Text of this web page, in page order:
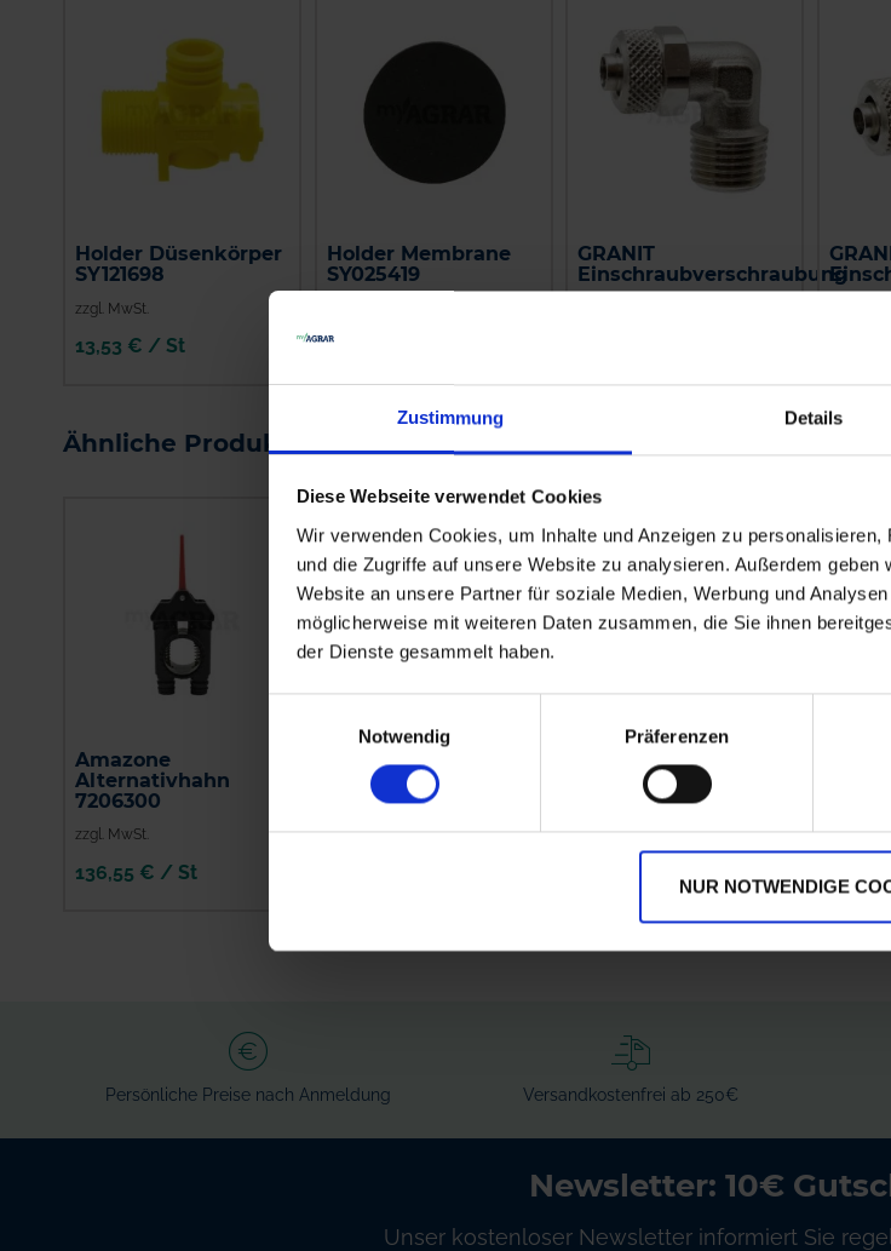
Zustimmung Details
Diese Webseite verwendet Cookies
Wir verwenden Cookies, um Inhalte und Anzeigen zu
und die Zugriffe auf unsere Website zu analysieren. Außerdem
Website an unsere Partner für soziale Medien, Werbung und
möglicherweise mit weiteren Daten zusammen, die Sie ihnen
der Dienste gesammelt haben.
Notwendig
Präferenzen
NUR NOTWENDIGE
Holder Düsenkörper
SY121698
zzgl. MwSt.
13,53 € / St
Holder Membrane
SY025419
4,70 € / St
IN DEN
WARENKORB
GRANIT
Einschraubverschraubung
IN DEN
Ähnliche Produkte
Amazone
Alternativhahn
7206300
zzgl. MwSt.
136,55 € / St
GRANIT
Spritzenschlauch
Innen-Ø 8 mm
zzgl. MwSt.
Kverneland
Filterhahn kpl.
zzgl. MwSt.
IN DEN
zzgl.
Persönliche Preise nach Anmeldung Versandkostenfrei ab 250€
Newsletter: 10€
Unser kostenloser Newsletter informiert Sie